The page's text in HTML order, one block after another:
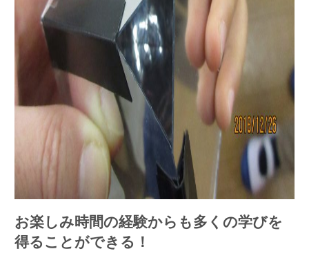
お楽しみ時間の経験からも多くの学びを
得ることができる！